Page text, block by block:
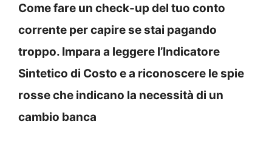
Come fare un check-up del tuo conto
corrente per capire se stai pagando
troppo. Impara a leggere l’Indicatore
Sintetico di Costo e a riconoscere le spie
rosse che indicano la necessità di un
cambio banca